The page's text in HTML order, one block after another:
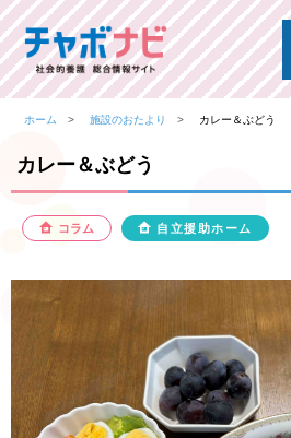
ホーム 施設のおたより カレー＆ぶどう
カレー＆ぶどう
コラム 自立援助ホーム